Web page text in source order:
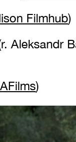
Filmhub)
Aleksandr
)